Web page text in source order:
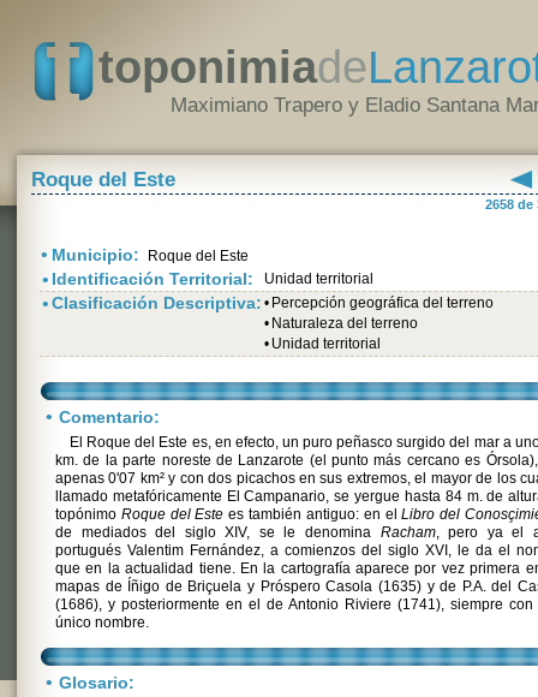
toponimiade
Maximiano Trapero y Eladio Santana
Roque del Este
2658 de
• Municipio: Roque del Este
• Identificación Territorial: Unidad territorial
•Clasificación Descriptiva: • Percepción geográfica del terreno
• Naturaleza del terreno
• Unidad territorial
• Comentario:
El Roque del Este es, en efecto, un puro peñasco surgido del mar a
km. de la parte noreste de Lanzarote (el punto más cercano es
apenas 0'07 km² y con dos picachos en sus extremos, el mayor de los
llamado metafóricamente El Campanario, se yergue hasta 84 m. de
topónimo Roque del Este es también antiguo: en elLibro del
de mediados del siglo XIV, se le denomina Racham, pero ya el
portugués Valentim Fernández, a comienzos del siglo XVI, le da el
que en la actualidad tiene. En la cartografía aparece por vez primera
mapas de Íñigo de Briçuela y Próspero Casola (1635) y de P.A. del
(1686), y posteriormente en el de Antonio Riviere (1741), siempre con
único nombre.
• Glosario: